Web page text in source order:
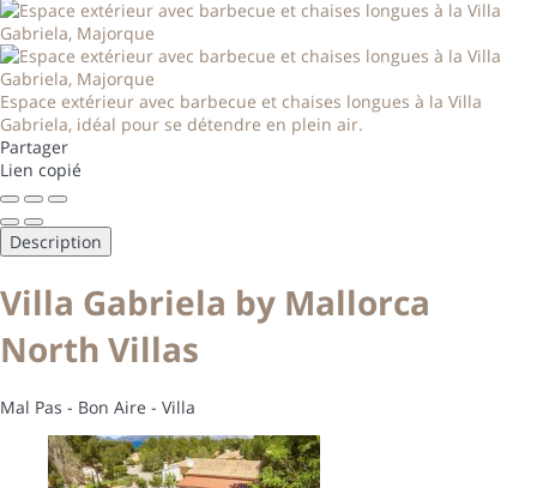
Espace extérieur avec barbecue et chaises longues à la Villa
Gabriela, idéal pour se détendre en plein air.
Partager
Lien copié
Description
Villa Gabriela by Mallorca
North Villas
Mal Pas - Bon Aire - Villa